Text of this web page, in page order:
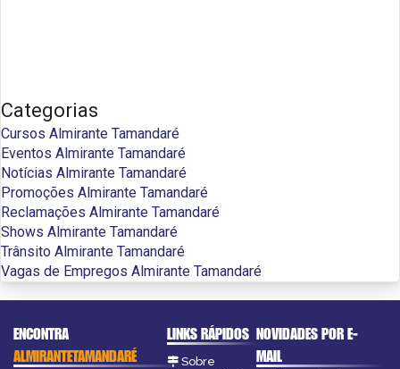
Categorias
Cursos Almirante Tamandaré
Eventos Almirante Tamandaré
Notícias Almirante Tamandaré
Promoções Almirante Tamandaré
Reclamações Almirante Tamandaré
Shows Almirante Tamandaré
Trânsito Almirante Tamandaré
Vagas de Empregos Almirante Tamandaré
ENCONTRA
ALMIRANTETAMANDARÉ
LINKS RÁPIDOS
Sobre
NOVIDADES POR E-
MAIL